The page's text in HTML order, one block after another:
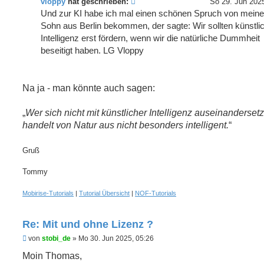
Und zur KI habe ich mal einen schönen Spruch von
Sohn aus Berlin bekommen, der sagte: Wir sollten
Intelligenz erst fördern, wenn wir die natürliche Dummheit
beseitigt haben. LG Vloppy
Na ja - man könnte auch sagen:
Wer sich nicht mit künstlicher Intelligenz
handelt von Natur aus nicht besonders intelligent.
Gruß
Tommy
Mobirise-Tutorials Tutorial Übersicht NOF-Tutorials
Re: Mit und ohne Lizenz ?
U
g
von stobi_de » Mo 30. Jun 2025, 05:26
Moin Thomas,